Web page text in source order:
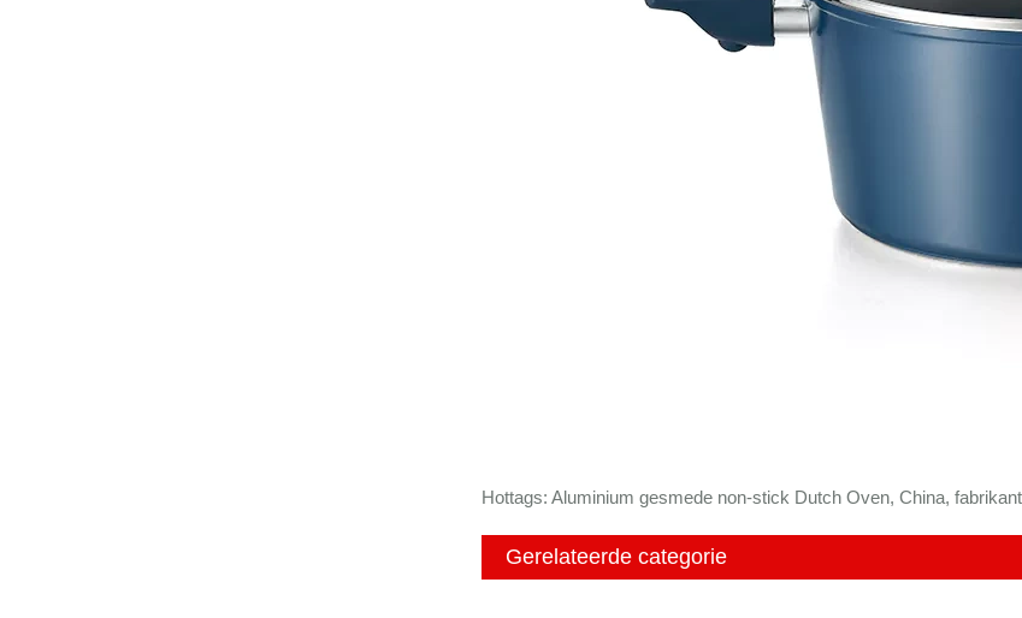
Hottags: Aluminium gesmede non-stick Dutch Oven, China,
Gerelateerde categorie